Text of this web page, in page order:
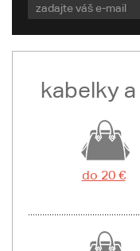
kabelky
do 20 €